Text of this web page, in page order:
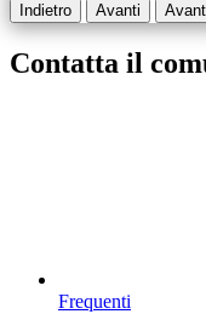
Indietro Avanti
Contatta il
Frequenti